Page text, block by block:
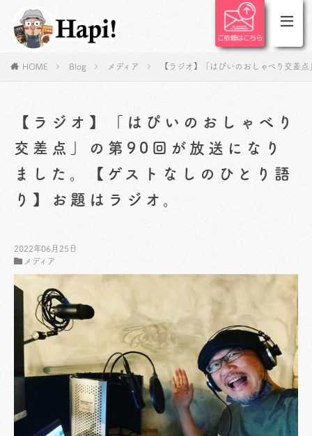
HOME Blog メディア 【ラジオ】「はぴいのおしゃべり交差
【ラジオ】「はぴいのおしゃべり
交差点」の第90回が放送になり
ました。【ゲストなしのひとり語
り】お題はラジオ。
2022年06月25日
メディア